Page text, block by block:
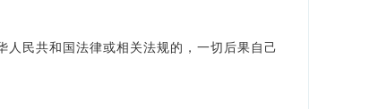
民共和国法律或相关法规的，一切后果自己